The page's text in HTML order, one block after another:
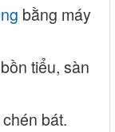
bằng máy
tiểu, sàn
bát.